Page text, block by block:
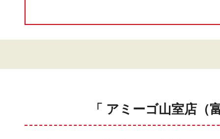
「 アミーゴ山室店